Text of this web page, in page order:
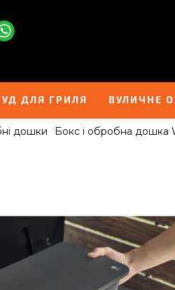
ДЛЯ ГРИЛЯ ВУЛИЧНЕ
дошки Бокс і обробна дошка